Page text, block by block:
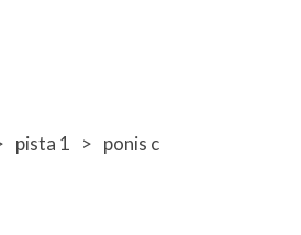
pista 1 ponis c